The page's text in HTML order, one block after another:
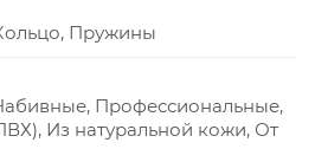
Пружины
Профессиональные,
Из натуральной кожи, От